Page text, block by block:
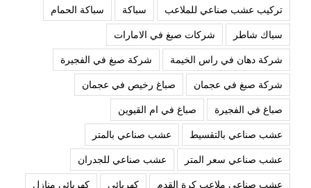
تركيب عشب صناعي للملاعب
سباكة
سباكة الحمام
سباك شاطر
شركات صبغ في الامارات
شركة دهان في راس الخيمة
شركة صبغ في الفجيرة
شركة صبغ في عجمان
صباغ رخيص في عجمان
صباغ في الفجيرة
صباغ في ام القيوين
عشب صناعي بالتقسيط
عشب صناعي بالمتر
عشب صناعي سعر المتر
عشب صناعي للجدران
عشب صناعي ملاعب كرة القدم
كهربائي كهربائي منازل